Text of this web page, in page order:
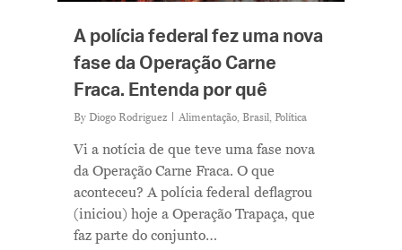
A polícia federal fez uma nova
fase da Operação Carne
Fraca. Entenda por quê
By Diogo Rodriguez Alimentação,Brasil,Política
Vi a notícia de que teve uma fase nova
da Operação Carne Fraca. O que
aconteceu? A polícia federal deflagrou
(iniciou) hoje a Operação Trapaça, que
faz parte do conjunto…